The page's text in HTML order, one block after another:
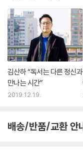
『개미제국의 발견』의 전
『비숲』은 자연 관찰자이
긴팔원숭이의 행동과 생
모든 생명체와 마찬가지
서 살아갈 수밖에 없는 이
에세이기도 하다.
나서는 단 며칠도 생활하
정화하길 기대하고 짬이
김산하 “독서는 다른 정신과
만나는 시간”
2019.12.19.
배송/반품/교환 안